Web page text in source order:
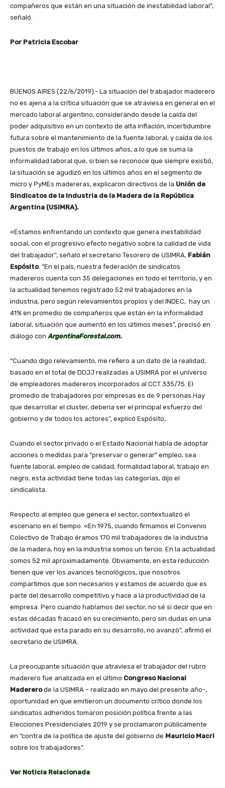
compañeros que están en una situación de inestabilidad laboral”,
señaló.
Por Patricia Escobar
BUENOS AIRES (22/6/2019).- La situación del trabajador maderero
no es ajena a la crítica situación que se atraviesa en general en el
mercado laboral argentino, considerando desde la caída del
poder adquisitivo en un contexto de alta inflación, incertidumbre
futura sobre el mantenimiento de la fuente laboral, y caída de los
puestos de trabajo en los últimos años, a lo que se suma la
informalidad laboral que, si bien se reconoce que siempre existió,
la situación se agudizó en los últimos años en el segmento de
micro y PyMEs madereras, explicaron directivos de la Unión de
Sindicatos de la Industria de la Madera de la República
Argentina (USIMRA).
«Estamos enfrentando un contexto que genera inestabilidad
social, con el progresivo efecto negativo sobre la calidad de vida
del trabajador”, señaló el secretario Tesorero de USIMRA, Fabián
Espósito. “En el país, nuestra federación de sindicatos
madereros cuenta con 35 delegaciones en todo el territorio, y en
la actualidad tenemos registrado 52 mil trabajadores en la
industria, pero según relevamientos propios y del INDEC, hay un
41% en promedio de compañeros que están en la informalidad
laboral, situación que aumentó en los últimos meses”, precisó en
diálogo con ArgentinaForestal.com.
“Cuando digo relevamiento, me refiero a un dato de la realidad,
basado en el total de DDJJ realizadas a USIMRA por el universo
de empleadores madereros incorporados al CCT 335/75. El
promedio de trabajadores por empresas es de 9 personas.Hay
que desarrollar el cluster, debería ser el principal esfuerzo del
gobierno y de todos los actores”, explicó Espósito,
Cuando el sector privado o el Estado Nacional habla de adoptar
acciones o medidas para “preservar o generar” empleo, sea
fuente laboral, empleo de calidad, formalidad laboral, trabajo en
negro, esta actividad tiene todas las categorías, dijo el
sindicalista.
Respecto al empleo que genera el sector, contextualizó el
escenario en el tiempo. «En 1975, cuando firmamos el Convenio
Colectivo de Trabajo éramos 170 mil trabajadores de la industria
de la madera, hoy en la industria somos un tercio. En la actualidad
somos 52 mil aproximadamente. Obviamente, en esta reducción
tienen que ver los avances tecnológicos, que nosotros
compartimos que son necesarios y estamos de acuerdo que es
parte del desarrollo competitivo y hace a la productividad de la
empresa. Pero cuando hablamos del sector, no sé si decir que en
estas décadas fracasó en su crecimiento, pero sin dudas en una
actividad que esta parado en su desarrollo, no avanzó”, afirmó el
secretario de USIMRA.
La preocupante situación que atraviesa el trabajador del rubro
maderero fue analizada en el último Congreso Nacional
Madererode la USIMRA – realizado en mayo del presente año-,
oportunidad en que emitieron un documento crítico donde los
sindicatos adheridos tomaron posición política frente a las
Elecciones Presidenciales 2019 y se proclamaron públicamente
en “contra de la política de ajuste del gobierno de Mauricio Macri
sobre los trabajadores”.
Ver Noticia Relacionada: